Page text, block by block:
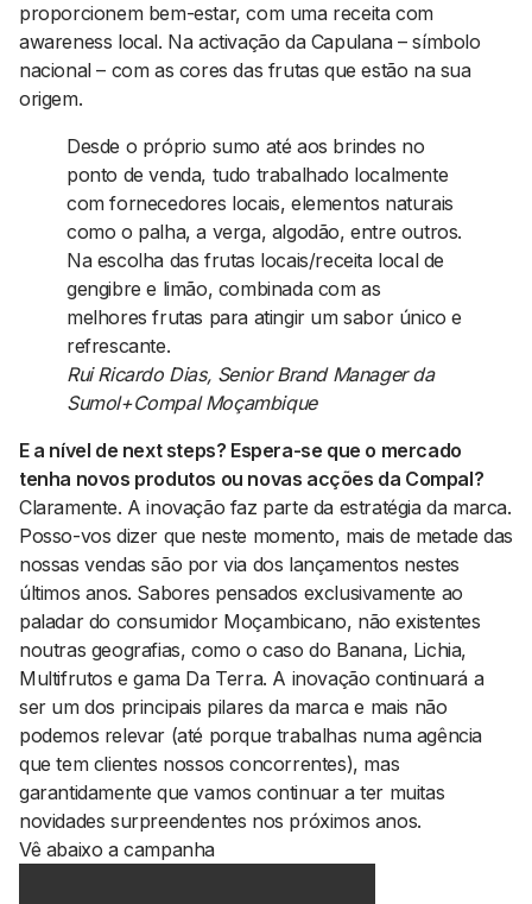
proporcionem bem-estar, com uma receita com
awareness local. Na activação da Capulana – símbolo
nacional – com as cores das frutas que estão na sua
origem.
Desde o próprio sumo até aos brindes no
ponto de venda, tudo trabalhado localmente
com fornecedores locais, elementos naturais
como o palha, a verga, algodão, entre outros.
Na escolha das frutas locais/receita local de
gengibre e limão, combinada com as
melhores frutas para atingir um sabor único e
refrescante.
Rui Ricardo Dias, Senior Brand Manager da
Sumol+Compal Moçambique
E a nível de next steps? Espera-se que o mercado
tenha novos produtos ou novas acções da Compal?
Claramente. A inovação faz parte da estratégia da marca.
Posso-vos dizer que neste momento, mais de metade das
nossas vendas são por via dos lançamentos nestes
últimos anos. Sabores pensados exclusivamente ao
paladar do consumidor Moçambicano, não existentes
noutras geografias, como o caso do Banana, Lichia,
Multifrutos e gama Da Terra. A inovação continuará a
ser um dos principais pilares da marca e mais não
podemos relevar (até porque trabalhas numa agência
que tem clientes nossos concorrentes), mas
garantidamente que vamos continuar a ter muitas
novidades surpreendentes nos próximos anos.
Vê abaixo a campanha